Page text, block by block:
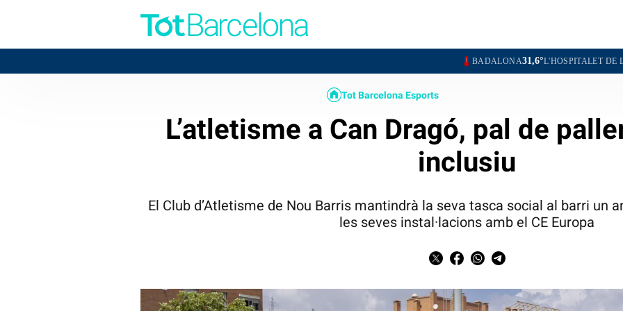
31,6°L'HOSPITALET DE LLOBREGAT31,9°
Tot Barcelona Esports
L’atletisme a Can Dragó, pal de
inclusiu
El Club d’Atletisme de Nou Barris mantindrà la seva tasca social al barri un
les seves instal·lacions amb el CE Europa